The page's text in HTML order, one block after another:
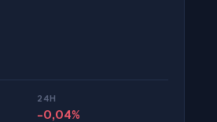
24H
-0,04%